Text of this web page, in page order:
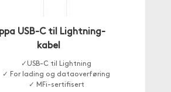
USB-C til Lightning-
kabel
✓USB-C til Lightning
✓ For lading og dataoverføring
✓ MFi-sertifisert